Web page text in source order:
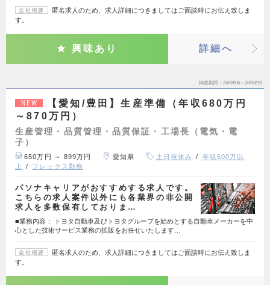
会社概要
匿名求人のため、求人詳細につきましてはご面談時にお伝え致しま
す。
興味あり 詳細へ
掲載期間 26/08/06～26/08/19
NEW
【愛知/豊田】生産準備（年収680万円
～870万円）
生産管理・品質管理・品質保証・工場長（電気・電
子）
650万円 ～ 899万円 愛知県 土日祝休み
年収600万以
上
フレックス勤務
パソナキャリアがおすすめする求人です。
こちらの求人案件以外にも各業界の非公開
求人を多数保有しておりま…
■業務内容： トヨタ自動車及びトヨタグループを始めとする自動車メーカーを中
心とした技術サービス業務の拡販をお任せいたします…
会社概要
匿名求人のため、求人詳細につきましてはご面談時にお伝え致しま
す。